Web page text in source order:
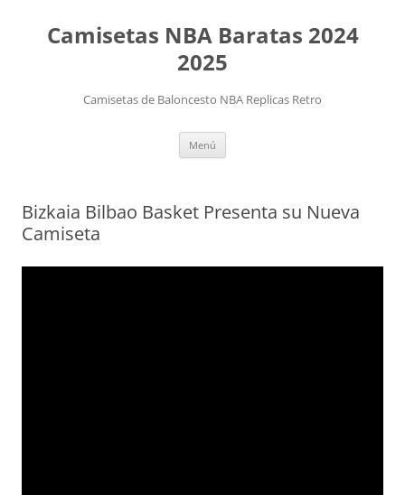
Camisetas NBA Baratas 2024
2025
Camisetas de Baloncesto NBA Replicas Retro
Menú
Bizkaia Bilbao Basket Presenta su Nueva
Camiseta